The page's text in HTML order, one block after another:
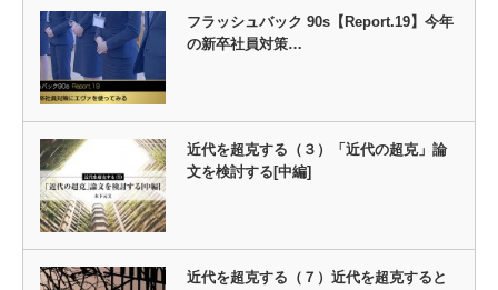
フラッシュバック 90s【Report.19】今年
の新卒社員対策…
近代を超克する（３）「近代の超克」論
文を検討する[中編]
近代を超克する（７）近代を超克すると